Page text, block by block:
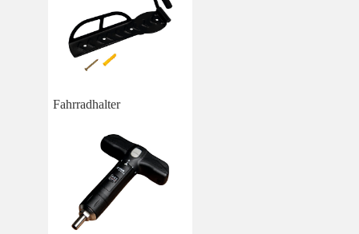
Fahrradhalter